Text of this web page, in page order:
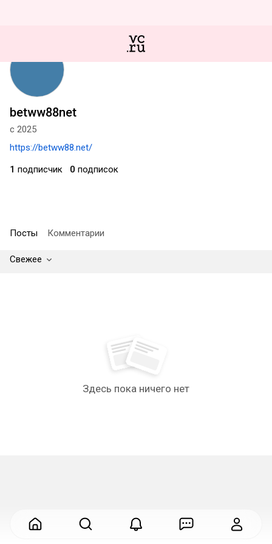
betww88net
с 2025
https://betww88.net/
1 подписчик 0 подписок
Посты Комментарии
Свежее
Здесь пока ничего нет